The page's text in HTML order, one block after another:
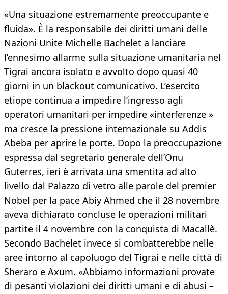
«Una situazione estremamente preoccupante e
fluida». È la responsabile dei diritti umani delle
Nazioni Unite Michelle Bachelet a lanciare
l’ennesimo allarme sulla situazione umanitaria nel
Tigrai ancora isolato e avvolto dopo quasi 40
giorni in un blackout comunicativo. L’esercito
etiope continua a impedire l’ingresso agli
operatori umanitari per impedire «interferenze »
ma cresce la pressione internazionale su Addis
Abeba per aprire le porte. Dopo la preoccupazione
espressa dal segretario generale dell’Onu
Guterres, ieri è arrivata una smentita ad alto
livello dal Palazzo di vetro alle parole del premier
Nobel per la pace Abiy Ahmed che il 28 novembre
aveva dichiarato concluse le operazioni militari
partite il 4 novembre con la conquista di Macallè.
Secondo Bachelet invece si combatterebbe nelle
aree intorno al capoluogo del Tigrai e nelle città di
Sheraro e Axum. «Abbiamo informazioni provate
di pesanti violazioni dei diritti umani e di abusi –